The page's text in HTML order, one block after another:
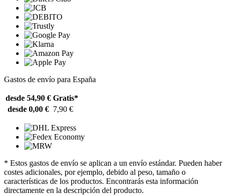
Gastos de envío para España
desde 54,90 € Gratis*
desde 0,00 € 7,90 €
* Estos gastos de envío se aplican a un envío estándar. Pueden haber
costes adicionales, por ejemplo, debido al peso, tamaño o
características de los productos. Encontrarás esta información
directamente en la descripción del producto.